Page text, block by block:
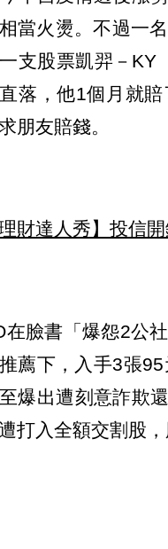
當火燙。不過一
支股票凱羿－KY
落，他1個月就
朋友賠錢。
財達人秀】投信
在臉書「爆怨2公
薦下，入手3張
爆出遭刻意詐欺
打入全額交割股